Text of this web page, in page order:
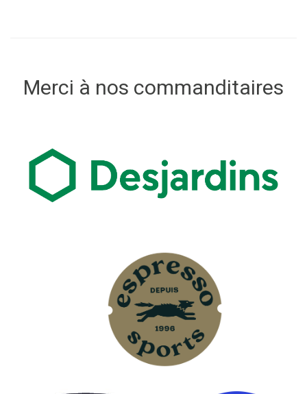
Merci à nos commanditaires